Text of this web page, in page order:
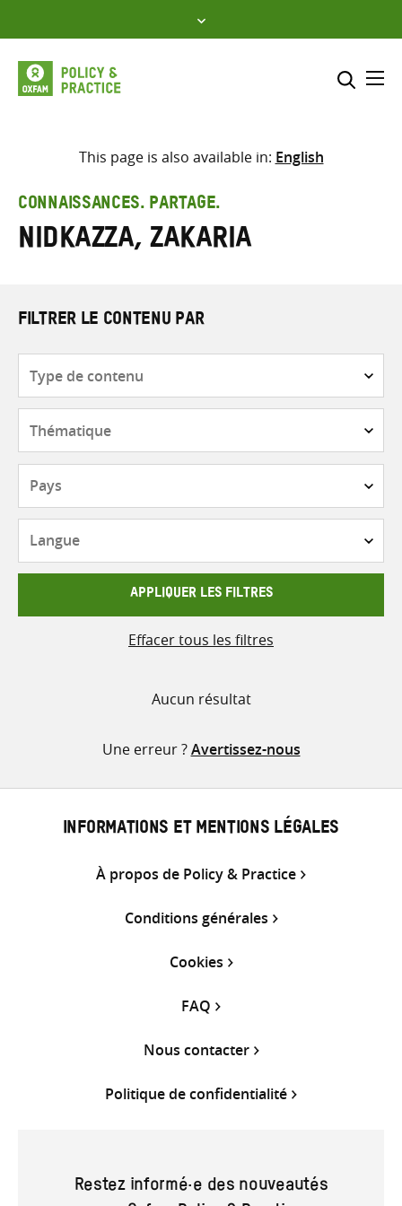
to
content
Sélectionner l’emplacement
Saisir
les
termes
This page is also available in: English
CONNAISSANCES. PARTAGE.
Nidkazza, Zakaria
FILTRER LE CONTENU PAR
contenu
APPLIQUER LES FILTRES
Effacer tous les filtres
Aucun résultat
Une erreur ?Avertissez-nous
INFORMATIONS ET MENTIONS LÉGALES
À propos de Policy & Practice
Conditions générales
Cookies
FAQ
Nous contacter
Politique de confidentialité
Restez informé·e des nouveautés